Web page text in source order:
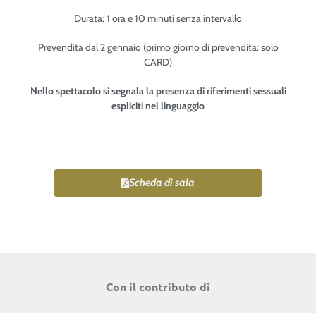
Durata: 1 ora e 10 minuti senza intervallo
Prevendita dal 2 gennaio (primo giorno di prevendita: solo
CARD)
Nello spettacolo si segnala la presenza di riferimenti sessuali
espliciti nel linguaggio
Scheda di sala
Con il contributo di